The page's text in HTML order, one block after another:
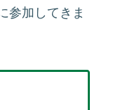
参加してきま